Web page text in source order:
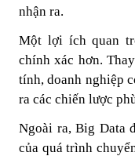
nhận ra.
Một lợi ích quan
chính xác hơn.
tính, doanh nghiệp
ra các chiến lược
Ngoài ra, Big Data
của quá trình